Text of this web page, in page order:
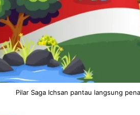
Pilar Saga Ichsan pantau langsung